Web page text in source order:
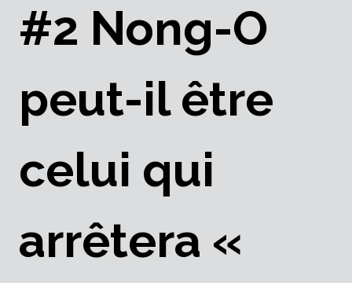
#2 Nong-O
peut-il être
celui qui
arrêtera «